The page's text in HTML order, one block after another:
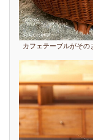
カフェテーブルがその